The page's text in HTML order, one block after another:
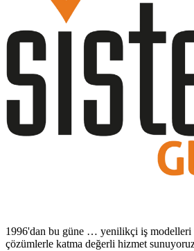
1996'dan bu güne … yenilikçi iş
çözümlerle katma değerli hizmet